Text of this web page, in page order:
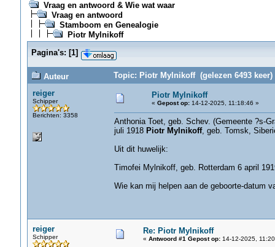
Vraag en antwoord & Wie wat waar
Vraag en antwoord
Stamboom en Genealogie
Piotr Mylnikoff
Pagina's: [1]
Auteur
Topic: Piotr Mylnikoff (gelezen 6493 keer)
reiger
Schipper
Berichten: 3358
Piotr Mylnikoff
« Gepost op:14-12-2025, 11:18:46 »
Anthonia Toet, geb. Schev. (Gemeente ?s-
juli 1918 Piotr Mylnikoff, geb. Tomsk,
Uit dit huwelijk:
Timofei Mylnikoff, geb. Rotterdam 6 april
Wie kan mij helpen aan de geboorte-datum
reiger
Schipper
Re: Piotr Mylnikoff
« Antwoord #1 Gepost op:14-12-2025,